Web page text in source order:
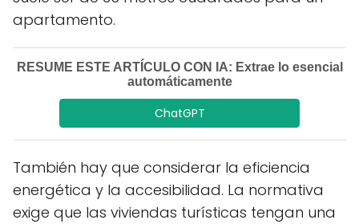
apartamento.
RESUME ESTE ARTÍCULO CON IA: Extrae lo esencial
automáticamente
ChatGPT
También hay que considerar la eficiencia
energética y la accesibilidad. La normativa
exige que las viviendas turísticas tengan una